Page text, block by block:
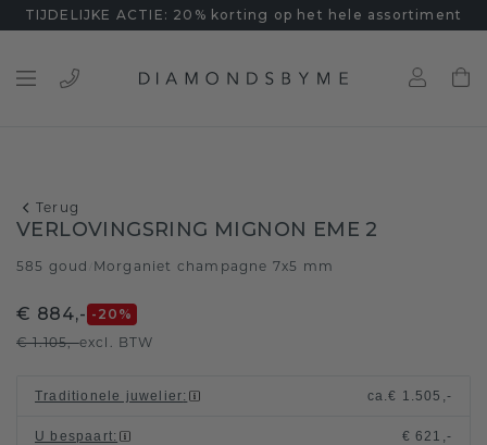
TIJDELIJKE ACTIE: 20% korting op het hele assortiment
Terug
VERLOVINGSRING MIGNON EME 2
585 goud Morganiet champagne 7x5 mm
€ 884,- -20 %
€ 1.105,-excl. BTW
Traditionele juwelier: ca.€ 1.505,-
U bespaart: € 621,-